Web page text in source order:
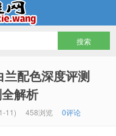
配色深度评测
解析
11) 458浏览 0评论